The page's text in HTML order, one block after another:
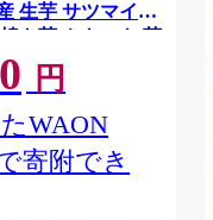
生芋 サツマイモ
き芋 やきいも 芋
揃い 規格外 長期
デザート 秋 旬
先行予約 2026年
降発送 】
円
WAON
寄附でき